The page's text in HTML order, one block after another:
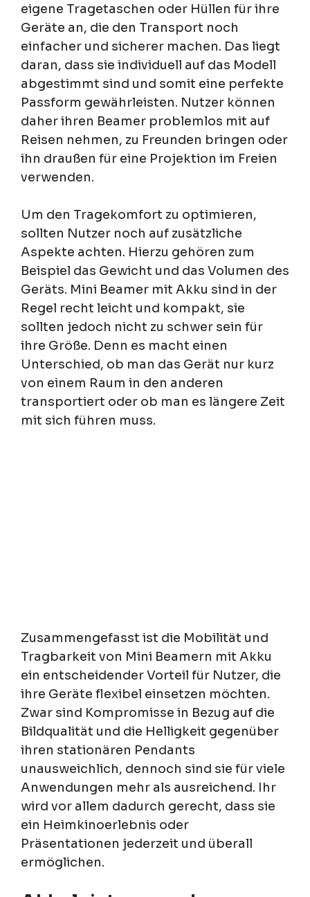
eigene Tragetaschen oder Hüllen für ihre
Geräte an, die den Transport noch
einfacher und sicherer machen. Das liegt
daran, dass sie individuell auf das Modell
abgestimmt sind und somit eine perfekte
Passform gewährleisten. Nutzer können
daher ihren Beamer problemlos mit auf
Reisen nehmen, zu Freunden bringen oder
ihn draußen für eine Projektion im Freien
verwenden.
Um den Tragekomfort zu optimieren,
sollten Nutzer noch auf zusätzliche
Aspekte achten. Hierzu gehören zum
Beispiel das Gewicht und das Volumen des
Geräts. Mini Beamer mit Akku sind in der
Regel recht leicht und kompakt, sie
sollten jedoch nicht zu schwer sein für
ihre Größe. Denn es macht einen
Unterschied, ob man das Gerät nur kurz
von einem Raum in den anderen
transportiert oder ob man es längere Zeit
mit sich führen muss.
Zusammengefasst ist die Mobilität und
Tragbarkeit von Mini Beamern mit Akku
ein entscheidender Vorteil für Nutzer, die
ihre Geräte flexibel einsetzen möchten.
Zwar sind Kompromisse in Bezug auf die
Bildqualität und die Helligkeit gegenüber
ihren stationären Pendants
unausweichlich, dennoch sind sie für viele
Anwendungen mehr als ausreichend. Ihr
wird vor allem dadurch gerecht, dass sie
ein Heimkinoerlebnis oder
Präsentationen jederzeit und überall
ermöglichen.